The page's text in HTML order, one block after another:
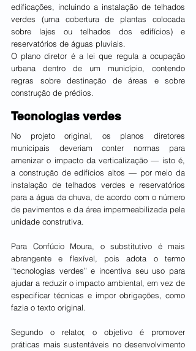
edificações, incluindo a instalação de telhados
verdes (uma cobertura de plantas colocada
sobre lajes ou telhados dos edifícios) e
reservatórios de águas pluviais.
O plano diretor é a lei que regula a ocupação
urbana dentro de um município, contendo
regras sobre destinação de áreas e sobre
construção de prédios.
Tecnologias verdes
No projeto original, os planos diretores
municipais deveriam conter normas para
amenizar o impacto da verticalização — isto é,
a construção de edifícios altos — por meio da
instalação de telhados verdes e reservatórios
para a água da chuva, de acordo com o número
de pavimentos e da área impermeabilizada pela
unidade construtiva.
Para Confúcio Moura, o substitutivo é mais
abrangente e flexível, pois adota o termo
“tecnologias verdes” e incentiva seu uso para
ajudar a reduzir o impacto ambiental, em vez de
especificar técnicas e impor obrigações, como
fazia o texto original.
Segundo o relator, o objetivo é promover
práticas mais sustentáveis no desenvolvimento